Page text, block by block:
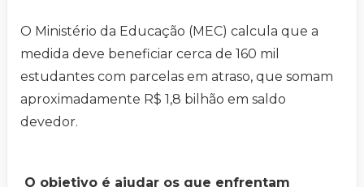
O Ministério da Educação (MEC) calcula que a
medida deve beneficiar cerca de 160 mil
estudantes com parcelas em atraso, que somam
aproximadamente R$ 1,8 bilhão em saldo
devedor.
O objetivo é ajudar os que enfrentam